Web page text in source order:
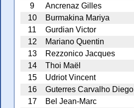
9
Ancrenaz Gilles
10
Burmakina Mariya
11
Gurdian Victor
12
Mariano Quentin
13
Rezzonico Jacques
14
Thoi Maël
15
Udriot Vincent
16
Guterres Carvalho Diego
17
Bel Jean-Marc